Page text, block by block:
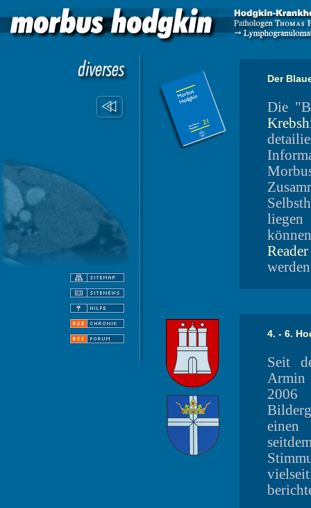
Der
Die
Reader
4. - 6.
Seit
Armin
einen